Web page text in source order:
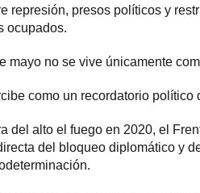
represión, presos políticos y
ocupados.
mayo no se vive únicamente
como un recordatorio político
del alto el fuego en 2020, el
del bloqueo diplomático y